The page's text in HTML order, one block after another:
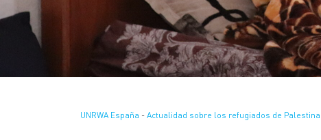
UNRWA España - Actualidad sobre los refugiados de Palestina